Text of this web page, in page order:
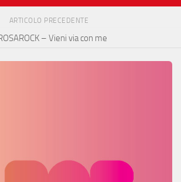
ARTICOLO PRECEDENTE
– Vieni via con me